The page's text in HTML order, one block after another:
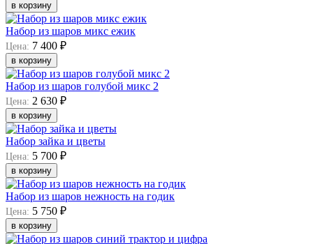
в корзину
Набор из шаров микс ежик
Цена: 7 400 ₽
в корзину
Набор из шаров голубой микс 2
Цена: 2 630 ₽
в корзину
Набор зайка и цветы
Цена: 5 700 ₽
в корзину
Набор из шаров нежность на годик
Цена: 5 750 ₽
в корзину